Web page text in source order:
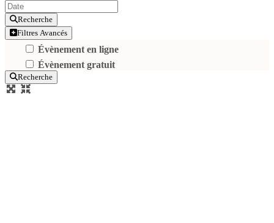
Recherche
Filtres Avancés
Évènement en ligne
Évènement gratuit
Recherche